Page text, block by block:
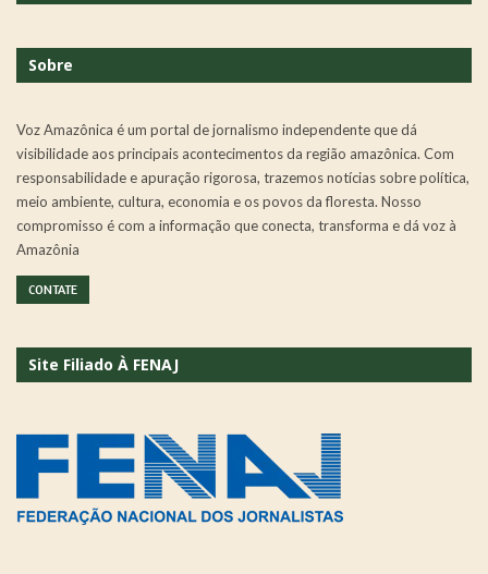
Sobre
Voz Amazônica é um portal de jornalismo independente que dá
visibilidade aos principais acontecimentos da região amazônica. Com
responsabilidade e apuração rigorosa, trazemos notícias sobre política,
meio ambiente, cultura, economia e os povos da floresta. Nosso
compromisso é com a informação que conecta, transforma e dá voz à
Amazônia
CONTATE
Site Filiado À FENAJ